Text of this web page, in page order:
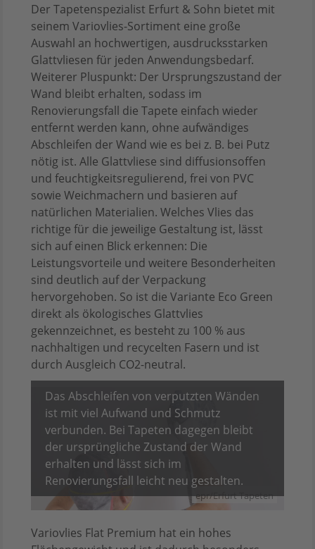
Der Tapetenspezialist Erfurt & Sohn bietet mit
seinem Variovlies-Sortiment eine große
Auswahl an hochwertigen, ausdrucksstarken
Glattvliesen für jeden Anwendungsbedarf.
Weiterer Pluspunkt: Der Ursprungszustand der
Wand bleibt erhalten, sodass im
Renovierungsfall die Tapete einfach wieder
entfernt werden kann, ohne aufwändiges
Abschleifen der Wand wie es bei z. B. bei Putz
nötig ist. Alle Glattvliese sind diffusionsoffen
und feuchtigkeitsregulierend, frei von PVC
sowie Weichmachern und basieren auf
natürlichen Materialien. Welches Vlies das
richtige für die jeweilige Gestaltung ist, lässt
sich auf einen Blick erkennen: Die
Leistungsvorteile und weitere Besonderheiten
sind deutlich auf der Verpackung
hervorgehoben. So ist die Variante Eco Green
direkt als ökologisches Glattvlies
gekennzeichnet, es besteht zu 100 % aus
nachhaltigen und recycelten Fasern und ist
durch Ausgleich CO2-neutral.
epr/Erfurt Tapeten
Das Abschleifen von verputzten Wänden
ist mit viel Aufwand und Schmutz
verbunden. Bei Tapeten dagegen bleibt
der ursprüngliche Zustand der Wand
erhalten und lässt sich im
Renovierungsfall leicht neu gestalten.
Variovlies Flat Premium hat ein hohes